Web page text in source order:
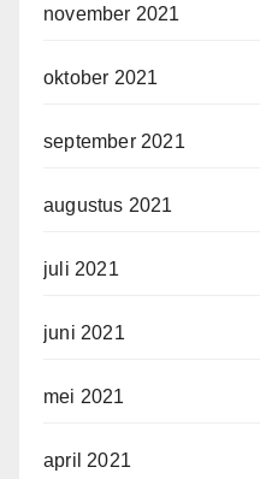
november 2021
oktober 2021
september 2021
augustus 2021
juli 2021
juni 2021
mei 2021
april 2021